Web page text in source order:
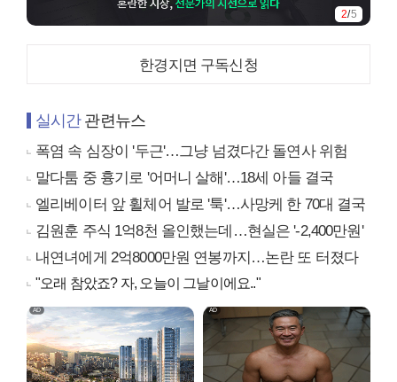
2/5
한경지면 구독신청
실시간관련뉴스
폭염 속 심장이 '두근'…그냥 넘겼다간 돌연사 위험
말다툼 중 흉기로 '어머니 살해'…18세 아들 결국
엘리베이터 앞 휠체어 발로 '툭'…사망케 한 70대 결국
김원훈 주식 1억8천 올인했는데…현실은 '-2,400만원'
내연녀에게 2억8000만원 연봉까지…논란 또 터졌다
"오래 참았죠? 자, 오늘이 그날이에요.."